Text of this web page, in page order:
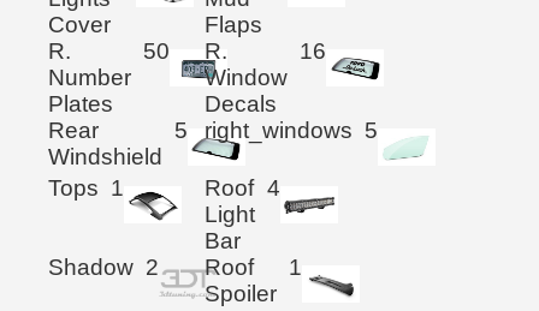
Cover
Flaps
R.
Number
Plates
50
R.
Window
Decals
16
Rear
Windshield
5 right_windows 5
Tops 1
Roof
Light
Bar
4
Shadow 2
Roof
Spoiler
1